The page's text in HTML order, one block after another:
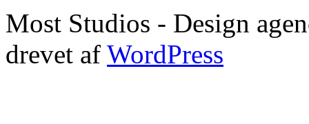
Most Studios - Design
drevet af WordPress